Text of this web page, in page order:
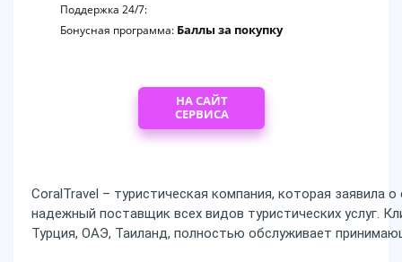
Поддержка 24/7:
Бонусная программа: Баллы за покупку
НА САЙТ
СЕРВИСА
CoralTravel – туристическая компания, которая заявила
надежный поставщик всех видов туристических услуг.
Турция, ОАЭ, Таиланд, полностью обслуживает